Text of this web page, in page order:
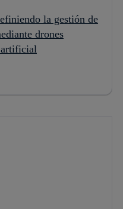
la gestión de
drones
artificial